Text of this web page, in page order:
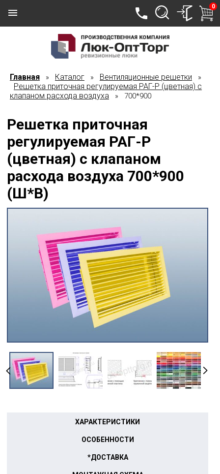
0
Главная » Каталог » Вентиляционные решетки »
Решетка приточная регулируемая РАГ-Р (цветная) с
клапаном расхода воздуха » 700*900
Решетка приточная
регулируемая РАГ-Р
(цветная) с клапаном
расхода воздуха 700*900
(Ш*В)
ХАРАКТЕРИСТИКИ
ОСОБЕННОСТИ
*ДОСТАВКА